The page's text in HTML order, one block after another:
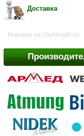
Доставка
Реклама на OxyHealth.ru: